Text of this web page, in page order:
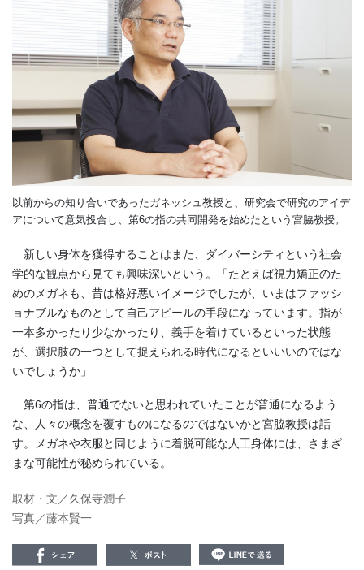
以前からの知り合いであったガネッシュ教授と、研究会で研究のアイデ
アについて意気投合し、第6の指の共同開発を始めたという宮脇教授。
新しい身体を獲得することはまた、ダイバーシティという社会
学的な観点から見ても興味深いという。「たとえば視力矯正のた
めのメガネも、昔は格好悪いイメージでしたが、いまはファッシ
ョナブルなものとして自己アピールの手段になっています。指が
一本多かったり少なかったり、義手を着けているといった状態
が、選択肢の一つとして捉えられる時代になるといいいのではな
いでしょうか」
第6の指は、普通でないと思われていたことが普通になるよう
な、人々の概念を覆すものになるのではないかと宮脇教授は話
す。メガネや衣服と同じように着脱可能な人工身体には、さまざ
まな可能性が秘められている。
取材・文／久保寺潤子
写真／藤本賢一